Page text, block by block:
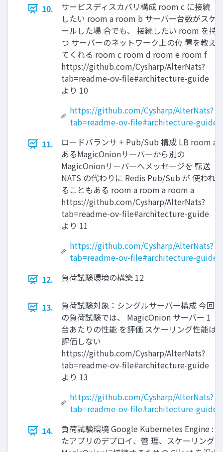
10.
サービスディスカバリ構成 room c に接続
したい room a room b サーバー台数がスケ
ールした場 合でも、 接続したい room を持
つ サーバーのネットワーク上の位 置を教え
てくれる room c room d room e room f
https://github.com/Cysharp/AlterNats?
tab=readme-ov-file#architecture-guide
より 10
https://github.com/Cysharp/AlterNats?
tab=readme-ov-file#architecture-guide
11.
ロードバランサ + Pub/Sub 構成 LB room a
あるMagicOnionサーバーから別の
MagicOnionサーバーへメッセージを 転送
NATS の代わりに Redis Pub/Sub が 使われ
ることもある room a room a room a
https://github.com/Cysharp/AlterNats?
tab=readme-ov-file#architecture-guide
より 11
https://github.com/Cysharp/AlterNats?
tab=readme-ov-file#architecture-guide
12.
負荷試験環境の構築 12
13.
負荷試験対象：シングルサーバー構成 今回
の負荷試験では、 MagicOnion サーバー 1
台あたりの性能 を評価 スケーリング性能は
評価しない
https://github.com/Cysharp/AlterNats?
tab=readme-ov-file#architecture-guide
より 13
https://github.com/Cysharp/AlterNats?
tab=readme-ov-file#architecture-guide
14.
負荷試験環境 Google Kubernetes Engine :
たアプリのデプロイ、管 理、スケーリング